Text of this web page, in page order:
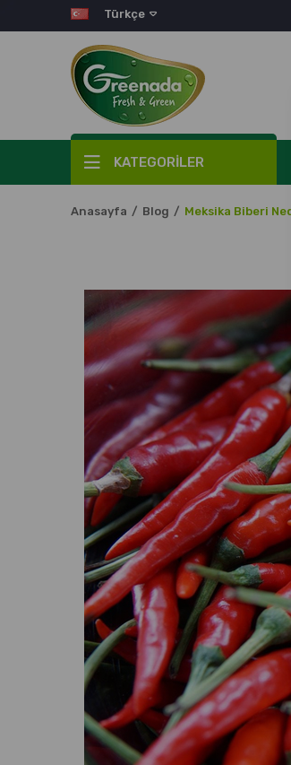
Türkçe
KATEGORİLER
Anasayfa Blog Meksika Biberi